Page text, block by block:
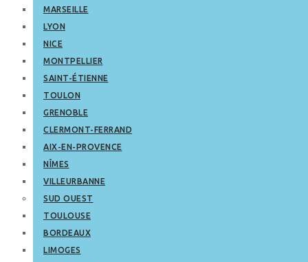
MARSEILLE
LYON
NICE
MONTPELLIER
SAINT-ÉTIENNE
TOULON
GRENOBLE
CLERMONT-FERRAND
AIX-EN-PROVENCE
NÎMES
VILLEURBANNE
SUD OUEST
TOULOUSE
BORDEAUX
LIMOGES